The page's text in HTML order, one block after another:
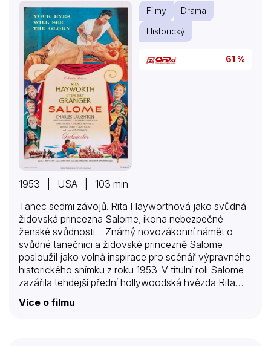
Filmy
Drama
Historický
61 %
1953 | USA | 103 min
Tanec sedmi závojů. Rita Hayworthová jako svůdná
židovská princezna Salome, ikona nebezpečné
ženské svůdnosti… Známý novozákonní námět o
svůdné tanečnici a židovské princezně Salome
posloužil jako volná inspirace pro scénář výpravného
historického snímku z roku 1953. V titulní roli Salome
zazářila tehdejší přední hollywoodská hvězda Rita
taneční minulost, ikonickým se stalo především její
Více o filmu